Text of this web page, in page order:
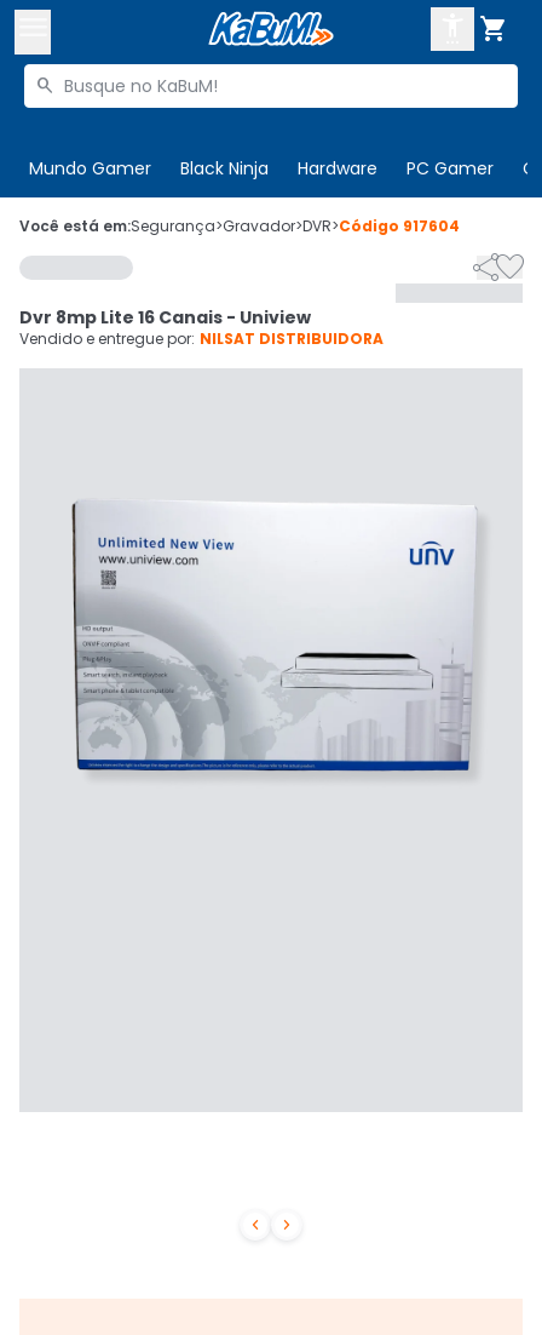

Buscar produtos

Mundo Gamer Black Ninja Hardware PC Gamer
 Olá. Acesse sua conta
 Departamentos
Cupons
CADASTRE-SE
Você está em:Segurança>Gravador>DVR>Código 917604
 

Dvr 8mp Lite 16 Canais - Uniview
Vendido e entregue por: NILSAT DISTRIBUIDORA